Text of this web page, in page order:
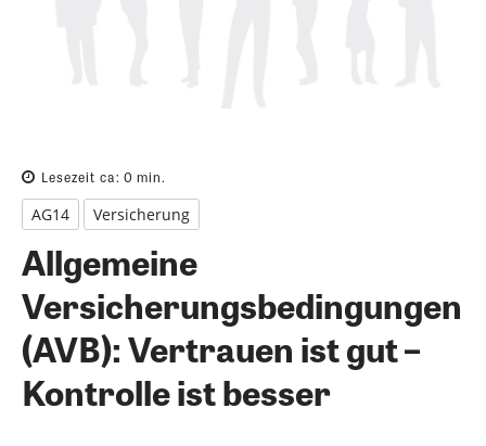
Lesezeit ca: 0 min.
AG14 Versicherung
Allgemeine
Versicherungsbedingungen
(AVB): Vertrauen ist gut –
Kontrolle ist besser